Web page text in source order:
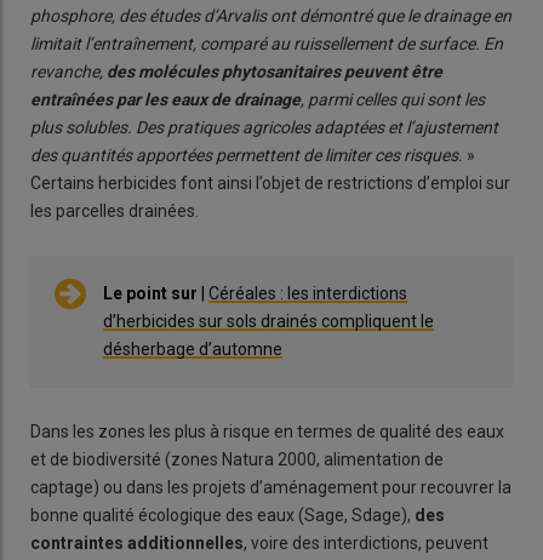
phosphore, des études d’Arvalis ont démontré que le drainage en
limitait l’entraînement, comparé au ruissellement de surface. En
revanche, des molécules phytosanitaires peuvent être
entraînées par les eaux de drainage, parmi celles qui sont les
plus solubles. Des pratiques agricoles adaptées et l’ajustement
des quantités apportées permettent de limiter ces risques. »
Certains herbicides font ainsi l’objet de restrictions d’emploi sur
les parcelles drainées.
Le point sur
Céréales : les interdictions
d’herbicides sur sols drainés compliquent le
désherbage d’automne
Dans les zones les plus à risque en termes de qualité des eaux
et de biodiversité (zones Natura 2000, alimentation de
captage) ou dans les projets d’aménagement pour recouvrer la
bonne qualité écologique des eaux (Sage, Sdage), des
contraintes additionnelles, voire des interdictions, peuvent